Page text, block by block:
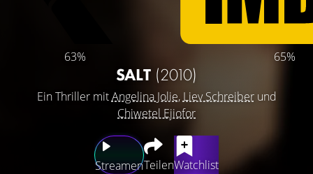
63% 65%
SALT (2010)
Ein Thriller mitAngelina Jolie, Liev Schreiberund
Chiwetel Ejiofor
StreamenTeilenWatchlist